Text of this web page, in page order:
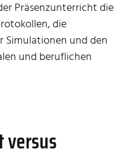
Präsenzunterricht die
die
Simulationen und den
und beruflichen
versus